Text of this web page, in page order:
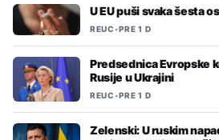
U EU puši svaka šesta
REUC•PRE 1 D
Predsednica Evropske
Rusije u Ukrajini
REUC•PRE 1 D
Zelenski: U ruskim